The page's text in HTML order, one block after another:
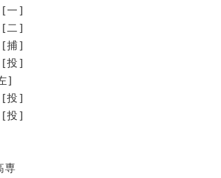
一]
二]
捕]
投]
]
]
]
専